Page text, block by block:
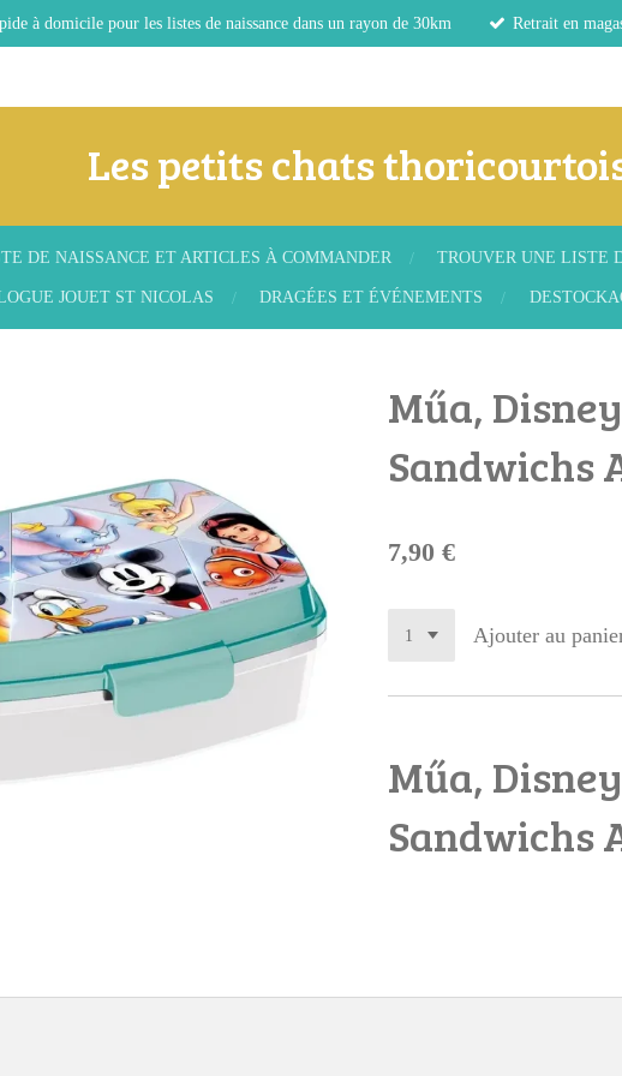
à domicile pour les listes de naissance dans un rayon de 30km Retrait en
Les petits chats
DE NAISSANCE ET ARTICLES À COMMANDER TROUVER UNE LISTE
JOUET ST NICOLAS DRAGÉES ET ÉVÉNEMENTS
Műa,
Sandwichs
7,90 €
Ajouter au
Műa,
Sandwichs